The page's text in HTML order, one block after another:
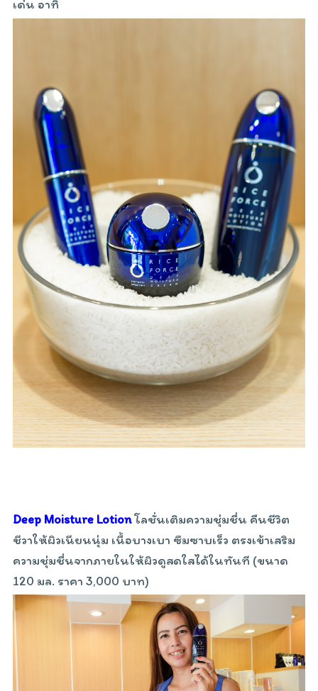
เด่น อาทิ
Deep Moisture Lotionโลชั่นเติมความชุ่มชื่น คืนชีวิต
ชีวาให้ผิวเนียนนุ่ม เนื้อบางเบา ซึมซาบเร็ว ตรงเข้าเสริม
ความชุ่มชื่นจากภายในให้ผิวดูสดใสได้ในทันที (ขนาด
120 มล. ราคา 3,000 บาท)